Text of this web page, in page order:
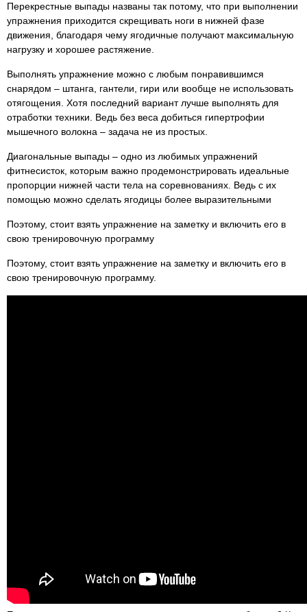
Перекрестные выпады названы так потому, что при выполнении
упражнения приходится скрещивать ноги в нижней фазе
движения, благодаря чему ягодичные получают максимальную
нагрузку и хорошее растяжение.
Выполнять упражнение можно с любым понравившимся
снарядом – штанга, гантели, гири или вообще не использовать
отягощения. Хотя последний вариант лучше выполнять для
отработки техники. Ведь без веса добиться гипертрофии
мышечного волокна – задача не из простых.
Диагональные выпады – одно из любимых упражнений
фитнесисток, которым важно продемонстрировать идеальные
пропорции нижней части тела на соревнованиях. Ведь с их
помощью можно сделать ягодицы более выразительными
Поэтому, стоит взять упражнение на заметку и включить его в
свою тренировочную программу
Поэтому, стоит взять упражнение на заметку и включить его в
свою тренировочную программу.